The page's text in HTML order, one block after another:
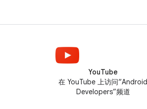
YouTube
在 YouTube 上访问“Android
Developers”频道